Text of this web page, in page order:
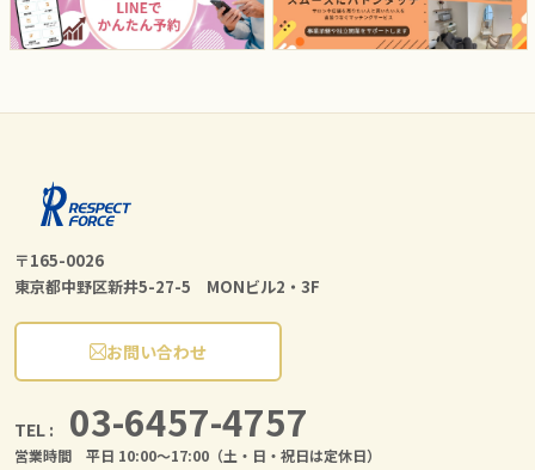
〒165-0026
東京都中野区新井5-27-5 MONビル2・3F
お問い合わせ
TEL : 03-6457-4757
営業時間 平日 10:00〜17:00（土・日・祝日は定休日）